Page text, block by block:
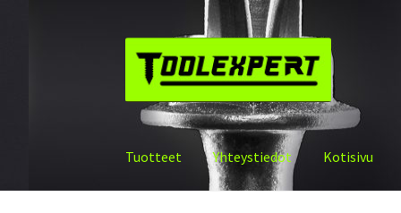
navigointiin
sisältöön
Tuotteet Yhteystiedot Kotisivu